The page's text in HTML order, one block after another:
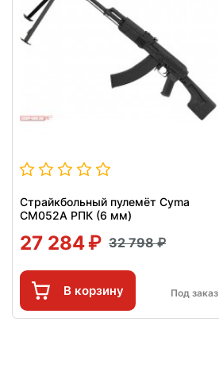
Страйкбольный пулемёт Cyma
CM052A РПК (6 мм)
27 284 32 798
В корзину Под заказ